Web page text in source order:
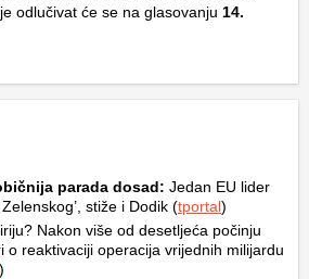
odlučivat će se na glasovanju 14.
parada dosad: Jedan EU lider
stiže i Dodik (tportal)
Nakon više od desetljeća počinju
o reaktivaciji operacija vrijednih milijardu
)